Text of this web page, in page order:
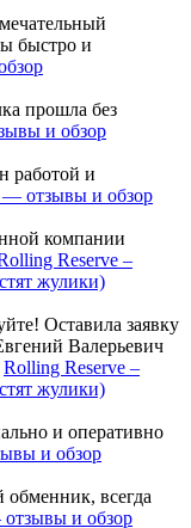
быстро и
прошла без
и обзор
работой и
— отзывы и обзор
компании
Reserve –
жулики)
Оставила заявку
Валерьевич
Rolling Reserve –
жулики)
и оперативно
и обзор
всегда
и обзор